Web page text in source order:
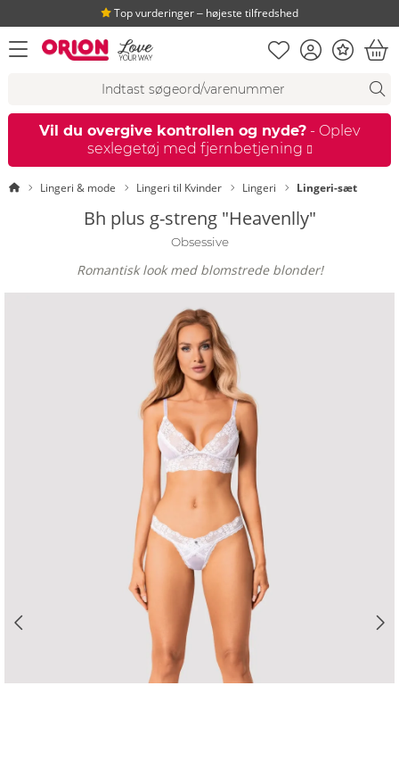
Top vurderinger ‒ højeste tilfredshed
åbn menu Huskeseddel
Kundekonto
Bonus
Vil du overgive kontrollen og nyde? - Oplev
sexlegetøj med fjernbetjening
StartsideLingeri & mode Lingeri til Kvinder Lingeri Lingeri-sæt
Bh plus g-streng "Heavenlly"
Obsessive
Romantisk look med blomstrede blonder!